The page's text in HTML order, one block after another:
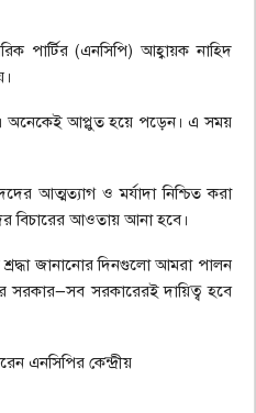
পার্টির (এনসিপি) আহ্বায়ক নাহিদ
অনেকেই আপ্লুত হয়ে পড়েন। এ সময়
আত্মত্যাগ ও মর্যাদা নিশ্চিত করা
বিচারের আওতায় আনা হবে।
জানানোর দিনগুলো আমরা পালন
সরকার—সব সরকারেরই দায়িত্ব হবে
এনসিপির কেন্দ্রীয়